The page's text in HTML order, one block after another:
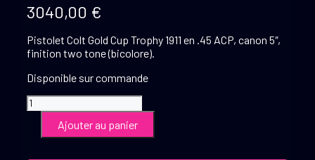
3040,00 €
Pistolet Colt Gold Cup Trophy 1911 en .45 ACP, canon 5″,
finition two tone (bicolore).
Disponible sur commande
quantité
de
Pistolet
Colt
Ajouter au panier